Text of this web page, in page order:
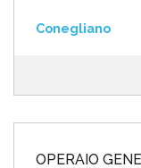
Conegliano
OPERAIO